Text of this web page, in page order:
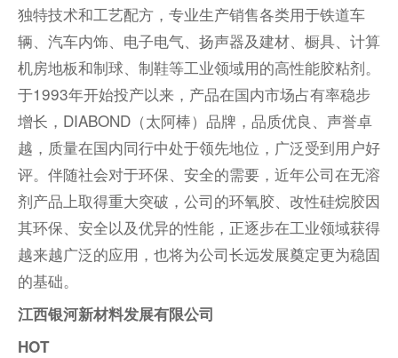
独特技术和工艺配方，专业生产销售各类用于铁道车
辆、汽车内饰、电子电气、扬声器及建材、橱具、计算
机房地板和制球、制鞋等工业领域用的高性能胶粘剂。
于1993年开始投产以来，产品在国内市场占有率稳步
增长，DIABOND（太阿棒）品牌，品质优良、声誉卓
越，质量在国内同行中处于领先地位，广泛受到用户好
评。伴随社会对于环保、安全的需要，近年公司在无溶
剂产品上取得重大突破，公司的环氧胶、改性硅烷胶因
其环保、安全以及优异的性能，正逐步在工业领域获得
越来越广泛的应用，也将为公司长远发展奠定更为稳固
的基础。
江西银河新材料发展有限公司
HOT